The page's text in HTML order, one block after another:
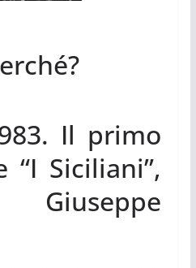
Il primo
“I Siciliani”,